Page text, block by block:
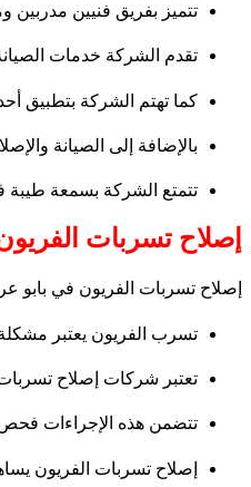
تتميز بفريق فنيين مدربين
تقدم الشركة خدمات
كما تهتم الشركة بتطبيق
بالإضافة إلى الصيانة
تتمتع الشركة بسمعة طيبة
إصلاح تسربات
إصلاح تسربات الفريون في بابو
تسرب الفريون يعتبر
تعتبر شركات إصلاح
تتضمن هذه الإجراءات فحص
إصلاح تسربات الفريون